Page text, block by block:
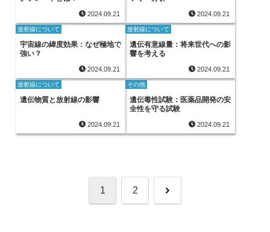
2024.09.21 2024.09.21
放射線について
宇宙線の緯度効果：なぜ極地で
強い？
2024.09.21
放射線について
遺伝有意線量：将来世代への影
響を考える
2024.09.21
放射線について
遺伝物質と放射線の影響
2024.09.21
その他
遺伝毒性試験：医薬品開発の安
全性を守る試験
2024.09.21
1 2 次